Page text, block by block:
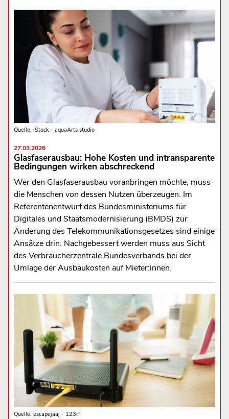
Quelle: iStock - aquaArts studio
27.03.2026
Glasfaserausbau: Hohe Kosten und intransparente
Bedingungen wirken abschreckend
Wer den Glasfaserausbau voranbringen möchte, muss
die Menschen von dessen Nutzen überzeugen. Im
Referentenentwurf des Bundesministeriums für
Digitales und Staatsmodernisierung (BMDS) zur
Änderung des Telekommunikationsgesetzes sind einige
Ansätze drin. Nachgebessert werden muss aus Sicht
des Verbraucherzentrale Bundesverbands bei der
Umlage der Ausbaukosten auf Mieter:innen.
Quelle: escapejaaj - 123rf